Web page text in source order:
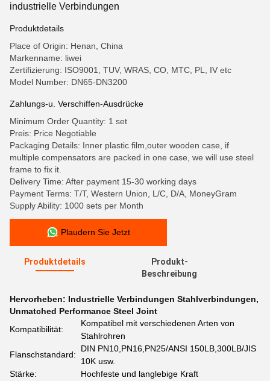
industrielle Verbindungen
Produktdetails
Place of Origin: Henan, China
Markenname: liwei
Zertifizierung: ISO9001, TUV, WRAS, CO, MTC, PL, IV etc
Model Number: DN65-DN3200
Zahlungs-u. Verschiffen-Ausdrücke
Minimum Order Quantity: 1 set
Preis: Price Negotiable
Packaging Details: Inner plastic film,outer wooden case, if
multiple compensators are packed in one case, we will use steel
frame to fix it.
Delivery Time: After payment 15-30 working days
Payment Terms: T/T, Western Union, L/C, D/A, MoneyGram
Supply Ability: 1000 sets per Month
Plaudern Sie Jetzt
Produktdetails
Produkt-
Beschreibung
Hervorheben: Industrielle Verbindungen Stahlverbindungen,
Unmatched Performance Steel Joint
Kompatibilität:
Kompatibel mit verschiedenen Arten von
Stahlrohren
Flanschstandard:
DIN PN10,PN16,PN25/ANSI 150LB,300LB/JIS
10K usw.
Stärke:
Hochfeste und langlebige Kraft